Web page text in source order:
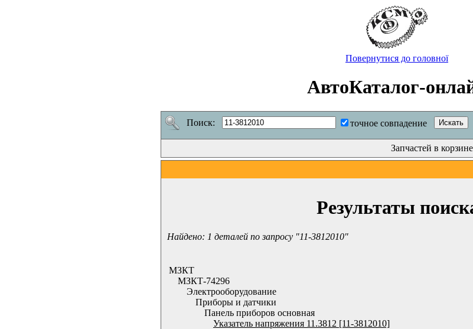
Повернутися до головної
АвтоКаталог-
Поиск: точное совпадение
Запчастей в
Результаты
Найдено: 1 деталей по запросу "11-3812010"
МЗКТ
МЗКТ-74296
Электрооборудование
Приборы и датчики
Панель приборов основная
Указатель напряжения 11.3812 [11-3812010]